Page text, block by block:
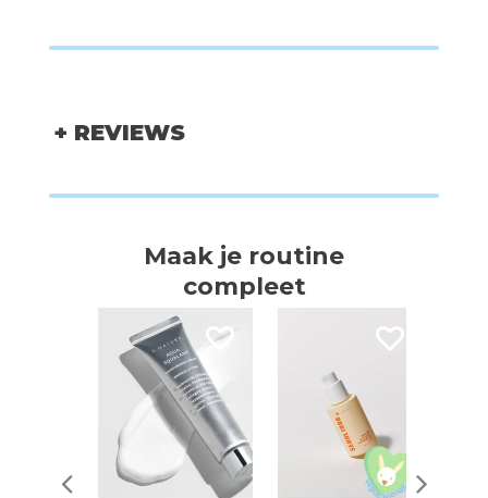
+ REVIEWS
Maak je routine
compleet